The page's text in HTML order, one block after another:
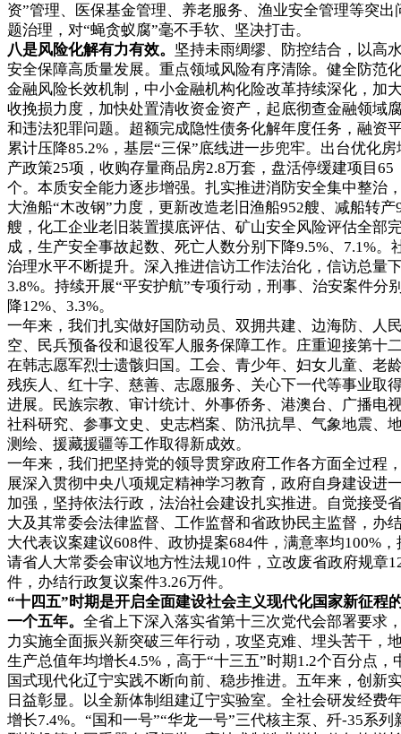
资”管理、医保基金管理、养老服务、渔业安全管理等突出
题治理，对“蝇贪蚁腐”毫不手软、坚决打击。
八是风险化解有力有效。 坚持未雨绸缪、防控结合，以高
安全保障高质量发展。重点领域风险有序清除。健全防范
金融风险长效机制，中小金融机构化险改革持续深化，加
收挽损力度，加快处置清收资金资产，起底彻查金融领域
和违法犯罪问题。超额完成隐性债务化解年度任务，融资
累计压降85.2%，基层“三保”底线进一步兜牢。出台优化房
产政策25项，收购存量商品房2.8万套，盘活停缓建项目65
个。本质安全能力逐步增强。扎实推进消防安全集中整治
大渔船“木改钢”力度，更新改造老旧渔船952艘、减船转产
艘，化工企业老旧装置摸底评估、矿山安全风险评估全部
成，生产安全事故起数、死亡人数分别下降9.5%、7.1%。
治理水平不断提升。深入推进信访工作法治化，信访总量
3.8%。持续开展“平安护航”专项行动，刑事、治安案件分
降12%、3.3%。
一年来，我们扎实做好国防动员、双拥共建、边海防、人
空、民兵预备役和退役军人服务保障工作。庄重迎接第十
在韩志愿军烈士遗骸归国。工会、青少年、妇女儿童、老
残疾人、红十字、慈善、志愿服务、关心下一代等事业取
进展。民族宗教、审计统计、外事侨务、港澳台、广播电
社科研究、参事文史、史志档案、防汛抗旱、气象地震、
测绘、援藏援疆等工作取得新成效。
一年来，我们把坚持党的领导贯穿政府工作各方面全过程
展深入贯彻中央八项规定精神学习教育，政府自身建设进
加强，坚持依法行政，法治社会建设扎实推进。自觉接受
大及其常委会法律监督、工作监督和省政协民主监督，办
大代表议案建议608件、政协提案684件，满意率均100%，
请省人大常委会审议地方性法规10件，立改废省政府规章
件，办结行政复议案件3.26万件。
“十四五”时期是开启全面建设社会主义现代化国家新征程
一个五年。 全省上下深入落实省第十三次党代会部署要求
力实施全面振兴新突破三年行动，攻坚克难、埋头苦干，
生产总值年均增长4.5%，高于“十三五”时期1.2个百分点，
国式现代化辽宁实践不断向前、稳步推进。五年来，创新
日益彰显。以全新体制组建辽宁实验室。全社会研发经费
增长7.4%。“国和一号”“华龙一号”三代核主泵、歼-35系列